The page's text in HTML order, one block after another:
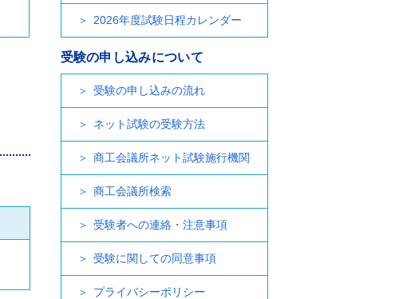
2026年度試験日程カレンダー
受験の申し込みについて
受験の申し込みの流れ
ネット試験の受験方法
商工会議所ネット試験施行機関
商工会議所検索
受験者への連絡・注意事項
受験に関しての同意事項
プライバシーポリシー